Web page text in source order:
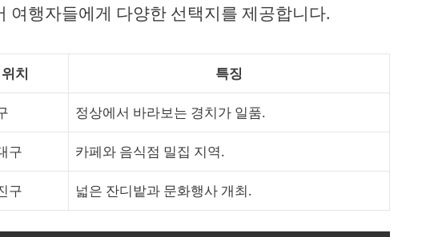
여행자들에게 다양한 선택지를 제공합니다.
위치 특징
정상에서 바라보는 경치가 일품.
구 카페와 음식점 밀집 지역.
구 넓은 잔디밭과 문화행사 개최.